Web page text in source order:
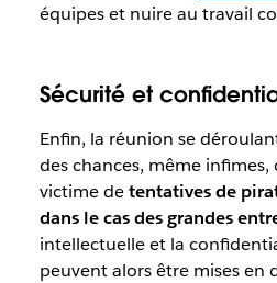
équipes et nuire au travail
Sécurité et
Enfin, la réunion se
des chances, même infimes,
victime detentatives de
dans le cas des grandes
intellectuelle et la
peuvent alors être mises en